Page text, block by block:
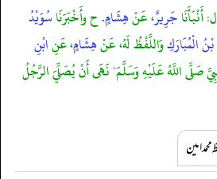
أَنْبَأَنَاجَرِيرٌ، عَنْهِشَامٍ. ح وأَخْبَرَنَاسُوَيْدُ
الْمُبَارَكِوَاللَّفْظُ لَهُ، عَنْهِشَامٍ، عَنِابْنِ
صَلَّى اللَّهُ عَلَيْهِ وَسَلَّمَ" نَهَى أَنْ يُصَلِّيَ الرَّجُلُ
امین